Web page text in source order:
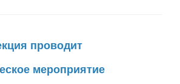
проводит
мероприятие